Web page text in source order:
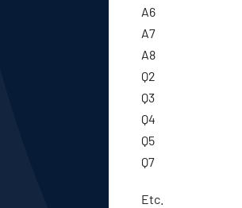
A6
A7
A8
Q2
Q3
Q4
Q5
Q7
Etc.